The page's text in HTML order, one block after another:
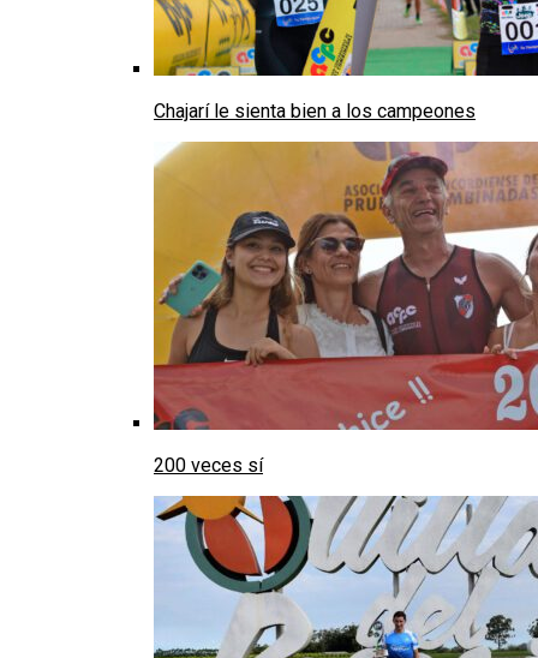
Chajarí le sienta bien a los campeones
200 veces sí